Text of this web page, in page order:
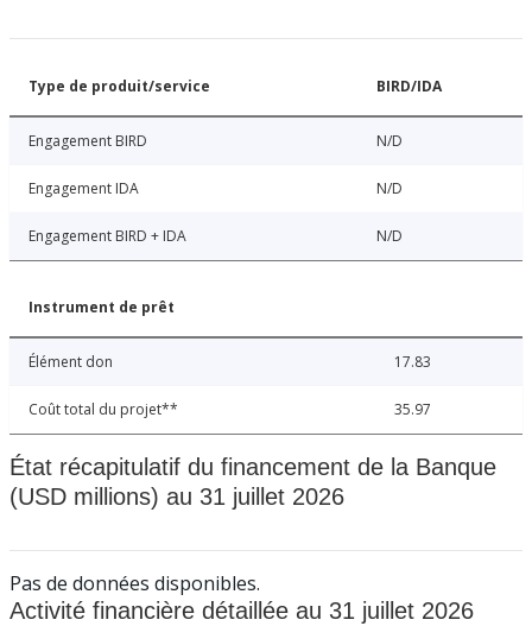
Type de produit/service BIRD/IDA
Engagement BIRD N/D
Engagement IDA N/D
Engagement BIRD + IDA N/D
Instrument de prêt
Élément don 17.83
Coût total du projet** 35.97
État récapitulatif du financement de la Banque
(USD millions) au 31 juillet 2026
Pas de données disponibles.
Activité financière détaillée au 31 juillet 2026